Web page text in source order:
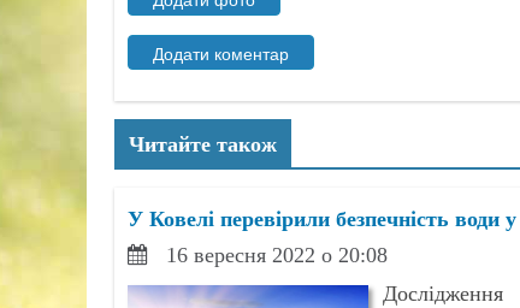
Читайте також
У Ковелі перевірили безпечність води у
16 вересня 2022 о 20:08